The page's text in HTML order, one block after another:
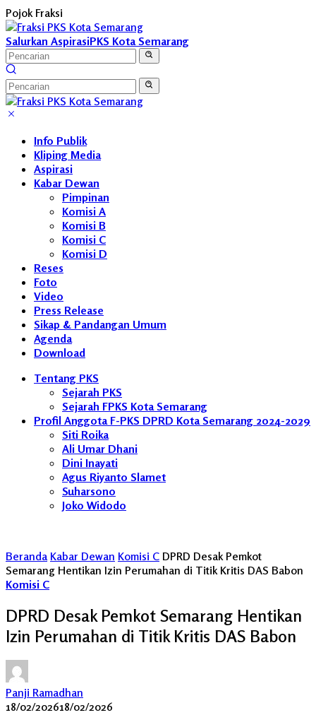
Langsung
ke
konten
Pojok Fraksi
Salurkan AspirasiPKS Kota Semarang
Info Publik
Kliping Media
Aspirasi
Kabar Dewan
Pimpinan
Komisi A
Komisi B
Komisi C
Komisi D
Reses
Foto
Video
Press Release
Sikap & Pandangan Umum
Agenda
Download
Tentang PKS
Sejarah PKS
Sejarah FPKS Kota Semarang
Profil Anggota F-PKS DPRD Kota Semarang 2024-2029
Siti Roika
Ali Umar Dhani
Dini Inayati
Agus Riyanto Slamet
Suharsono
Joko Widodo
Beranda Kabar Dewan Komisi C DPRD Desak Pemkot
Semarang Hentikan Izin Perumahan di Titik Kritis DAS Babon
Komisi C
DPRD Desak Pemkot Semarang Hentikan
Izin Perumahan di Titik Kritis DAS Babon
Panji Ramadhan
18/02/202618/02/2026